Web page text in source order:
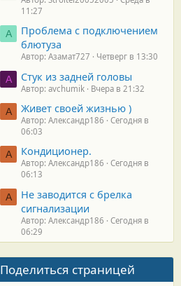
11:27
А
Проблема с подключением
блютуза
Автор: Азамат727 Четверг в 13:30
A Стук из задней головы
Автор: avchumik Вчера в 21:32
А Живет своей жизнью )
Автор: Александр186
Сегодня в
06:03
А Кондиционер.
Автор: Александр186
Сегодня в
06:13
А
Не заводится с брелка
сигнализации
Автор: Александр186
Сегодня в
06:29
Поделиться страницей